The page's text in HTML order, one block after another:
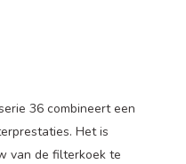
36 combineert een
Het is
van de filterkoek te